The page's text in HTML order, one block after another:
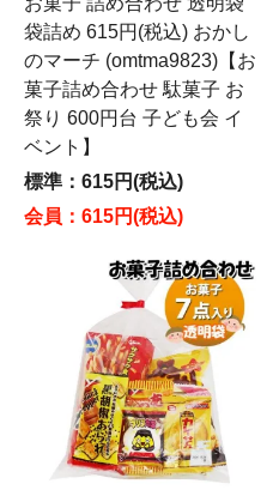
袋詰め 615円(税込) おかし
のマーチ (omtma9823)【お
菓子詰め合わせ 駄菓子 お
祭り 600円台 子ども会 イ
ベント】
標準：615円(税込)
会員：615円(税込)